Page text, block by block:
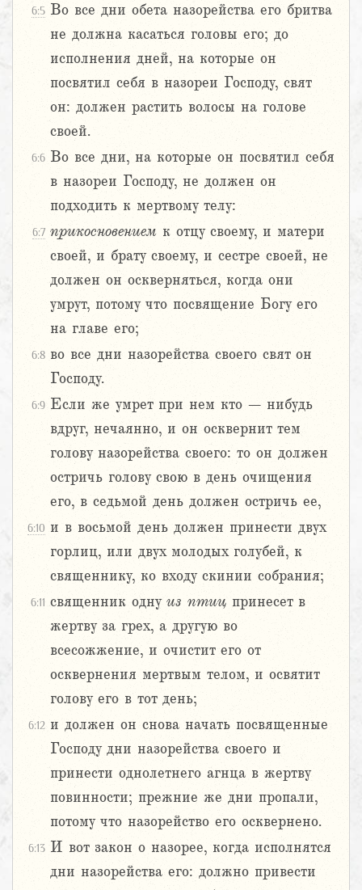
6:5 Во все дни обета назорейства его бритва
не должна касаться головы его; до
исполнения дней, на которые он
посвятил себя в назореи Господу, свят
он: должен растить волосы на голове
своей.
6:6 Во все дни, на которые он посвятил себя
в назореи Господу, не должен он
подходить к мертвому телу:
6:7 прикосновением к отцу своему, и матери
своей, и брату своему, и сестре своей, не
должен он оскверняться, когда они
умрут, потому что посвящение Богу его
на главе его;
6:8 во все дни назорейства своего свят он
Господу.
6:9 Если же умрет при нем кто – нибудь
вдруг, нечаянно, и он осквернит тем
голову назорейства своего: то он должен
остричь голову свою в день очищения
его, в седьмой день должен остричь ее,
6:10 и в восьмой день должен принести двух
горлиц, или двух молодых голубей, к
священнику, ко входу скинии собрания;
6:11 священник одну из птиц принесет в
жертву за грех, а другую во
всесожжение, и очистит его от
осквернения мертвым телом, и освятит
голову его в тот день;
6:12 и должен он снова начать посвященные
Господу дни назорейства своего и
принести однолетнего агнца в жертву
повинности; прежние же дни пропали,
потому что назорейство его осквернено.
6:13 И вот закон о назорее, когда исполнятся
дни назорейства его: должно привести